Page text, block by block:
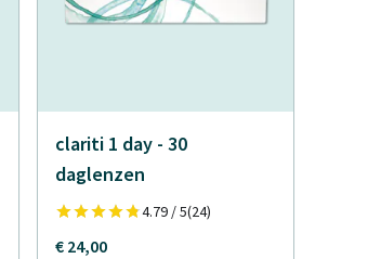
clariti 1 day - 30
daglenzen
4.79 / 5(24)
€ 24,00